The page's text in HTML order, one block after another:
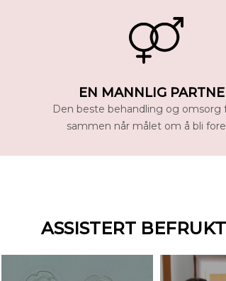
EN MANNLIG
Den beste behandling og omsorg
sammen når målet om å bli
ASSISTERT